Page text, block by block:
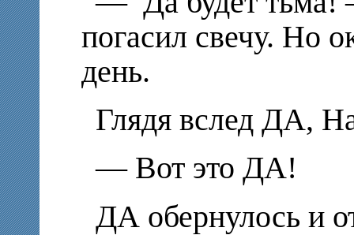
погасил свечу. Но
день.
Глядя вслед ДА,
— Вот это ДА!
ДА обернулось и